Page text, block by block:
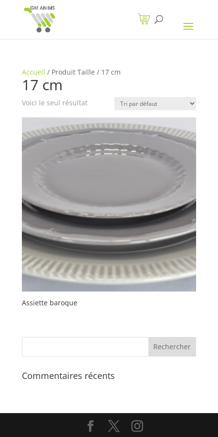
Accueil / Produit Taille / 17 cm
17 cm
Voici le seul résultat
Assiette baroque
Commentaires récents